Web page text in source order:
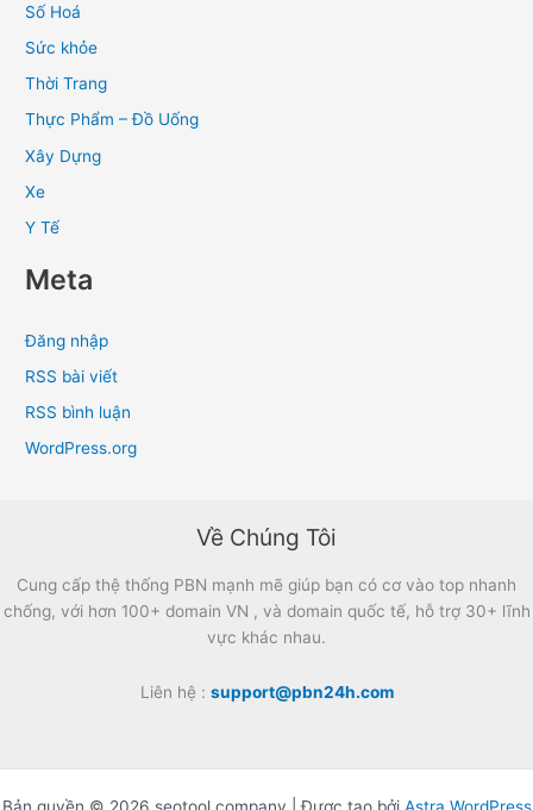
Số Hoá
Sức khỏe
Thời Trang
Thực Phẩm – Đồ Uống
Xây Dựng
Xe
Y Tế
Meta
Đăng nhập
RSS bài viết
RSS bình luận
WordPress.org
Về Chúng Tôi
Cung cấp thệ thống PBN mạnh mẽ giúp bạn có cơ vào top nhanh
chống, với hơn 100+ domain VN , và domain quốc tế, hỗ trợ 30+ lĩnh
vực khác nhau.
Liên hệ : support@pbn24h.com